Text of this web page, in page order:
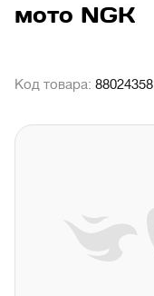
мото NGK
Код товара: 88024358